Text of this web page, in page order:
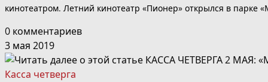
кинотеатром. Летний кинотеатр «Пионер» открылся в
0 комментариев
3 мая 2019
Касса четверга